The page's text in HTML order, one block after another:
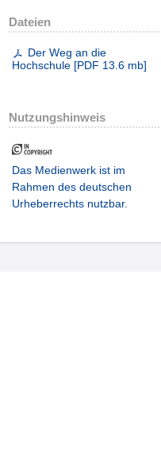
Dateien
Der Weg an die
Hochschule [PDF 13.6 mb]
Nutzungshinweis
Das Medienwerk ist im
Rahmen des deutschen
Urheberrechts nutzbar.